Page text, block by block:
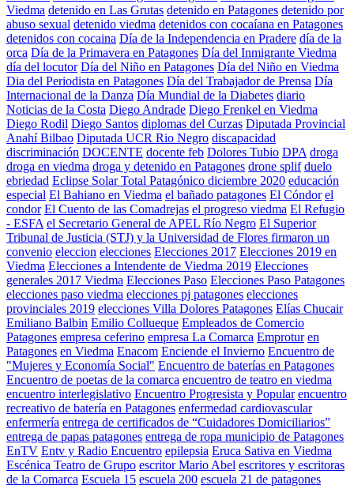
Viedma detenido en Las Grutas detenido en Patagones detenido por
abuso sexual detenido viedma detenidos con cocaíana en Patagones
detenidos con cocaina Día de la Independencia en Pradere día de la
orca Día de la Primavera en Patagones Día del Inmigrante Viedma
día del locutor Día del Niño en Patagones Día del Niño en Viedma
Dia del Periodista en Patagones Día del Trabajador de Prensa Día
Internacional de la Danza Día Mundial de la Diabetes diario
Noticias de la Costa Diego Andrade Diego Frenkel en Viedma
Diego Rodil Diego Santos diplomas del Curzas Diputada Provincial
Anahí Bilbao Diputada UCR Rio Negro discapacidad
discriminación DOCENTE docente feb Dolores Tubio DPA droga
droga en viedma droga y detenido en Patagones drone splif duelo
ebriedad Eclipse Solar Total Patagónico diciembre 2020 educación
especial El Bahiano en Viedma el bañado patagones El Cóndor el
condor El Cuento de las Comadrejas el progreso viedma El Refugio
- ESFA el Secretario General de APEL Río Negro El Superior
Tribunal de Justicia (STJ) y la Universidad de Flores firmaron un
convenio eleccion elecciones Elecciones 2017 Elecciones 2019 en
Viedma Elecciones a Intendente de Viedma 2019 Elecciones
generales 2017 Viedma Elecciones Paso Elecciones Paso Patagones
elecciones paso viedma elecciones pj patagones elecciones
provinciales 2019 elecciones Villa Dolores Patagones Elías Chucair
Emiliano Balbin Emilio Collueque Empleados de Comercio
Patagones empresa ceferino empresa La Comarca Emprotur en
Patagones en Viedma Enacom Enciende el Invierno Encuentro de
"Mujeres y Economía Social" Encuentro de baterías en Patagones
Encuentro de poetas de la comarca encuentro de teatro en viedma
encuentro interlegislativo Encuentro Progresista y Popular encuentro
recreativo de batería en Patagones enfermedad cardiovascular
enfermería entrega de certificados de “Cuidadores Domiciliarios”
entrega de papas patagones entrega de ropa municipio de Patagones
EnTV Entv y Radio Encuentro epilepsia Eruca Sativa en Viedma
Escénica Teatro de Grupo escritor Mario Abel escritores y escritoras
de la Comarca Escuela 15 escuela 200 escuela 21 de patagones